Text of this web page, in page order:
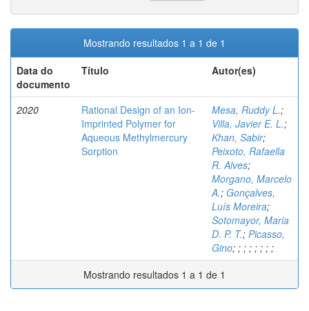
Mostrando resultados 1 a 1 de 1
Data do
documento
Título Autor(es)
2020
Rational Design of an Ion-
Imprinted Polymer for
Aqueous Methylmercury
Sorption
Mesa, Ruddy L.;
Villa, Javier E. L.;
Khan, Sabir;
Peixoto, Rafaella
R. Alves;
Morgano, Marcelo
A.; Gonçalves,
Luís Moreira;
Sotomayor, Maria
D. P. T.; Picasso,
Gino; ; ; ; ; ; ; ;
Mostrando resultados 1 a 1 de 1